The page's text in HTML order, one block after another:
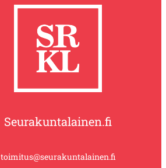
Seurakuntalainen.fi
toimitus@seurakuntalainen.fi